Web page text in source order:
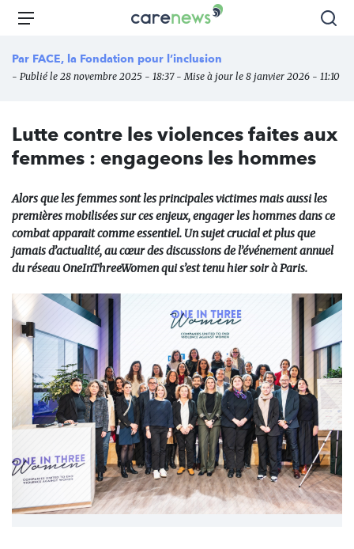
Aller
principal
Carenews,
des
l'engagement
Menu
Par FACE, la Fondation pour l’inclusion
- Publié le 28 novembre 2025 - 18:37 - Mise à jour le 8 janvier 2026 - 11:10
Lutte contre les violences faites aux
femmes : engageons les hommes
Alors que les femmes sont les principales victimes mais aussi les
premières mobilisées sur ces enjeux, engager les hommes dans ce
combat apparait comme essentiel. Un sujet crucial et plus que
jamais d’actualité, au cœur des discussions de l’événement annuel
du réseau OneInThreeWomen qui s’est tenu hier soir à Paris.